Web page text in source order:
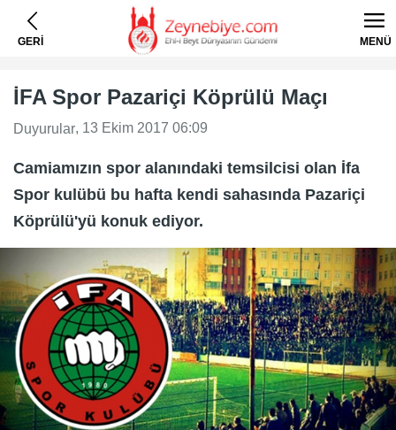
GERİ MENÜ
İFA Spor Pazariçi Köprülü Maçı
Duyurular, 13 Ekim 2017 06:09
Camiamızın spor alanındaki temsilcisi olan İfa
Spor kulübü bu hafta kendi sahasında Pazariçi
Köprülü'yü konuk ediyor.